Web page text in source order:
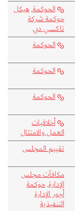
الحوكمة,هيكل
حوكمة شركة
تاكسي دبي
الحوكمة
الحوكمة
الحوكمة
أخلاقيات
العمل والامتثال
تقييم المجلس
مكافآت مجلس
الإدارة,حوكمة
أجور الإدارة
التنفيذية